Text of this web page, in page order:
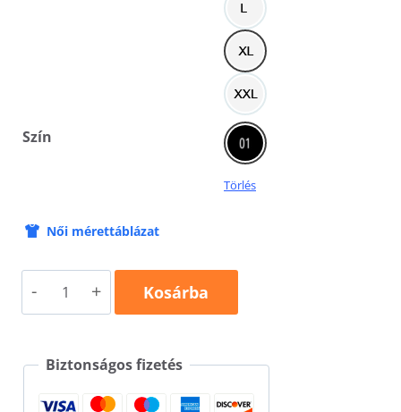
Szín
Törlés
Női mérettáblázat
Momlife
focista
póló
mennyiség
Kosárba
Biztonságos fizetés